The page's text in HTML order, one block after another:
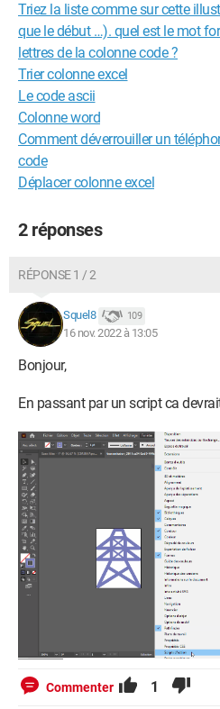
Triez la liste comme sur cette
que le début …). quel est le mot
lettres de la colonne code ?
Trier colonne excel
Le code ascii
Colonne word
Comment déverrouiller un
code
Déplacer colonne excel
2 réponses
RÉPONSE 1 / 2
Squel8 109
16 nov. 2022 à 13:05
Bonjour,
En passant par un script ca
Commenter 1